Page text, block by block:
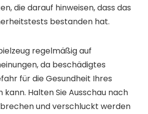
die darauf hinweisen, dass das
bestanden hat.
regelmäßig auf
da beschädigtes
für die Gesundheit Ihres
kann. Halten Sie Ausschau nach
und verschluckt werden